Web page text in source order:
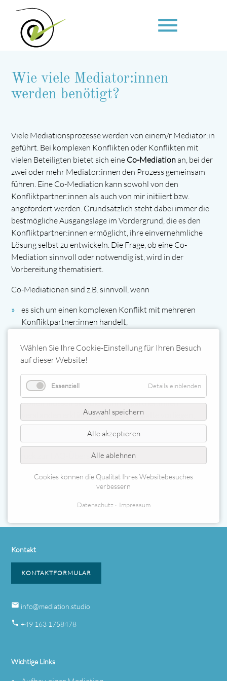
menu
Suchbegriffe
Wie viele Mediator:innen
werden benötigt?
Viele Mediationsprozesse werden von einem/r Mediator:in
geführt. Bei komplexen Konflikten oder Konflikten mit
vielen Beteiligten bietet sich eine Co-Mediationan, bei der
zwei oder mehr Mediator:innen den Prozess gemeinsam
führen. Eine Co-Mediation kann sowohl von den
Konfliktpartner:innen als auch von mir initiiert bzw.
angefordert werden. Grundsätzlich steht dabei immer die
bestmögliche Ausgangslage im Vordergrund, die es den
Konfliktpartner:innen ermöglicht, ihre einvernehmliche
Lösung selbst zu entwickeln. Die Frage, ob eine Co-
Mediation sinnvoll oder notwendig ist, wird in der
Vorbereitung thematisiert.
Co-Mediationen sind z.B. sinnvoll, wenn
es sich um einen komplexen Konflikt mit mehreren
Konfliktpartner:innen handelt,
mehrere kulturelle Aspekte eine Rolle spielen können,
die Parteien das wünschen.
Als Mediator:in suche ich für den jeweiligen Konflikt eine
Co-Mediationspartner:innen. Auch mit der Wahl von Co-
Personen müssen sich die Konfliktpartner:innen
einverstanden erklären. Sollten Vorbehalte vorliegen,
werden diese besprochen.
Zurück zur FAQ-Übersicht
Kontakt
KONTAKTFORMULAR
email info@mediation.studio
phone +49 163 1758478
Wichtige Links
Wählen Sie Ihre Cookie-Einstellung für Ihren Besuch
auf dieser Website!
Essenziell Details einblenden
Auswahl speichern
Alle akzeptieren
Alle ablehnen
Cookies können die Qualität Ihres Websitebesuches
verbessern
Datenschutz Impressum